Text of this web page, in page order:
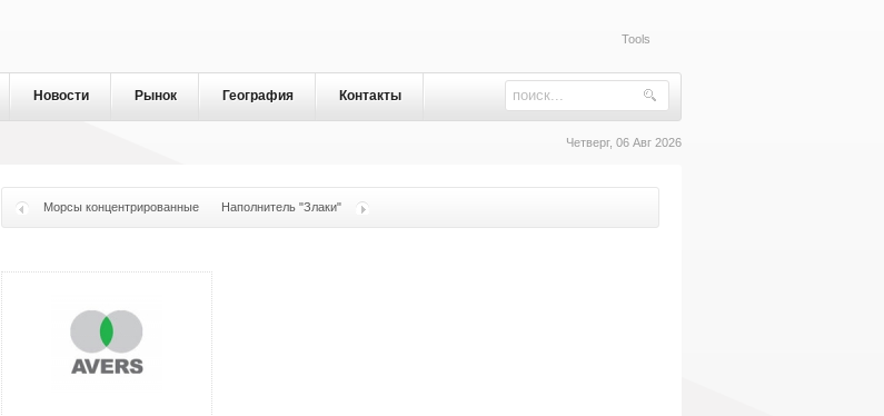
Tools
Новости Рынок География Контакты
Четверг, 06 Авг 2026
Морсы концентрированные Наполнитель "Злаки"